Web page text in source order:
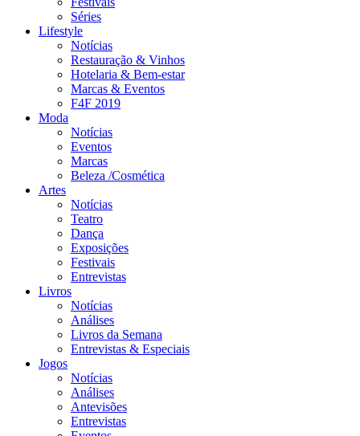
Séries
Lifestyle
Notícias
Restauração & Vinhos
Hotelaria & Bem-estar
Marcas & Eventos
F4F 2019
Moda
Notícias
Eventos
Marcas
Beleza /Cosmética
Artes
Notícias
Teatro
Dança
Exposições
Festivais
Entrevistas
Livros
Notícias
Análises
Livros da Semana
Entrevistas & Especiais
Jogos
Notícias
Análises
Antevisões
Entrevistas